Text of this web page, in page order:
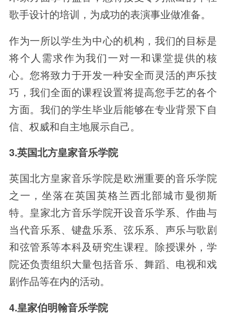
歌手设计的培训，为成功的表演事业做准备。
作为一所以学生为中心的机构，我们的目标是
将个人需求作为我们一对一和课堂提供的核
心。您将致力于开发一种安全而灵活的声乐技
巧，我们全面的课程设置将提高您手艺的各个
方面。我们的学生毕业后能够在专业背景下自
信、权威和自主地展示自己。
3.英国北方皇家音乐学院
英国北方皇家音乐学院是欧洲重要的音乐学院
之一，坐落在英国英格兰西北部城市曼彻斯
特。皇家北方音乐学院开设音乐学系、作曲与
当代音乐系、键盘乐系、弦乐系、声乐与歌剧
和弦管系等本科及研究生课程。除授课外，学
院还负责组织大量包括音乐、舞蹈、电视和戏
剧作品等在内的活动。
4.皇家伯明翰音乐学院